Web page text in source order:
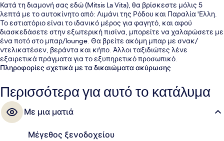
Κατά τη διαμονή σας εδώ (Mitsis La Vita), θα βρίσκεστε μόλις 5
λεπτά με το αυτοκίνητο από: Λιμάνι της Ρόδου και Παραλία 'Ελλη.
Το εστιατόριο είναι το ιδανικό μέρος για φαγητό, και αφού
διασκεδάσετε στην εξωτερική πισίνα, μπορείτε να χαλαρώσετε με
ένα ποτό στο μπαρ/lounge. Θα βρείτε ακόμη μπαρ με σνακ/
ντελικατέσεν, βεράντα και κήπο. Άλλοι ταξιδιώτες λένε
εξαιρετικά πράγματα για το εξυπηρετικό προσωπικό.
Πληροφορίες σχετικά με τα δικαιώματα ακύρωσης
Περισσότερα για αυτό το κατάλυμα
Με μια ματιά
Μέγεθος ξενοδοχείου